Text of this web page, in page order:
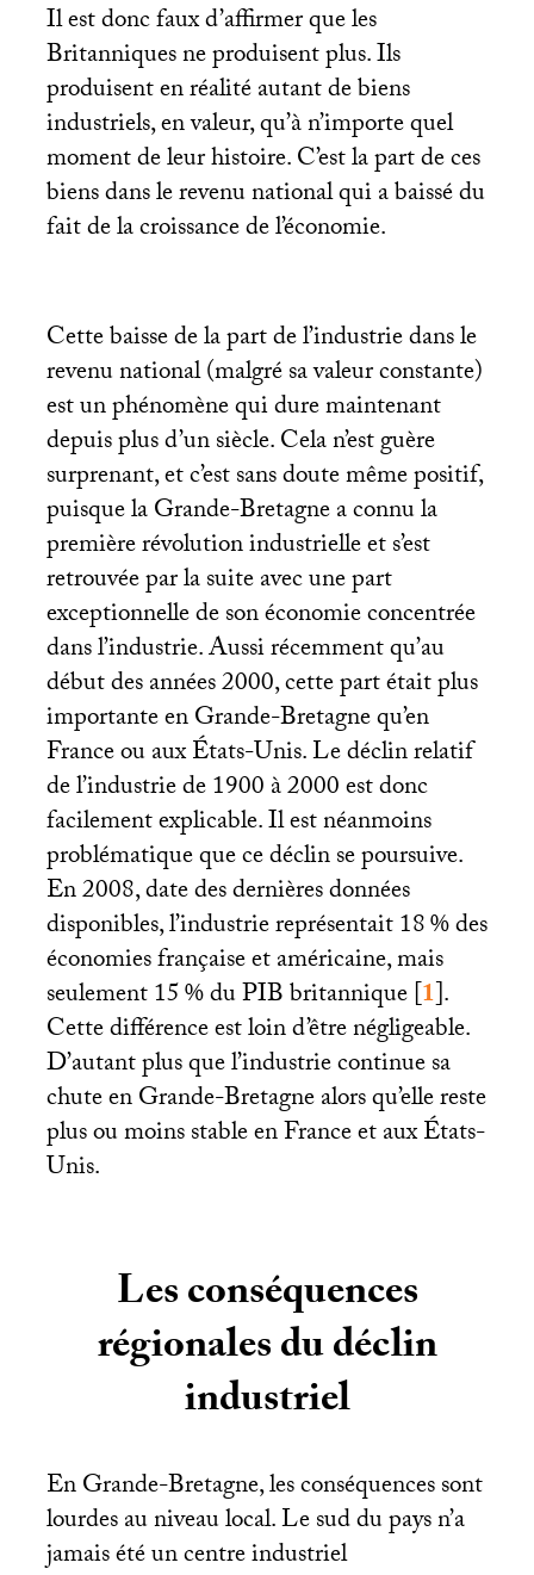
Il est donc faux d’affirmer que les
Britanniques ne produisent plus. Ils
produisent en réalité autant de biens
industriels, en valeur, qu’à n’importe quel
moment de leur histoire. C’est la part de ces
biens dans le revenu national qui a baissé du
fait de la croissance de l’économie.
Cette baisse de la part de l’industrie dans le
revenu national (malgré sa valeur constante)
est un phénomène qui dure maintenant
depuis plus d’un siècle. Cela n’est guère
surprenant, et c’est sans doute même positif,
puisque la Grande-Bretagne a connu la
première révolution industrielle et s’est
retrouvée par la suite avec une part
exceptionnelle de son économie concentrée
dans l’industrie. Aussi récemment qu’au
début des années 2000, cette part était plus
importante en Grande-Bretagne qu’en
France ou aux États-Unis. Le déclin relatif
de l’industrie de 1900 à 2000 est donc
facilement explicable. Il est néanmoins
problématique que ce déclin se poursuive.
En 2008, date des dernières données
disponibles, l’industrie représentait 18% des
économies française et américaine, mais
seulement 15% duPIBbritannique[1].
Cette différence est loin d’être négligeable.
D’autant plus que l’industrie continue sa
chute en Grande-Bretagne alors qu’elle reste
plus ou moins stable en France et aux États-
Unis.
Les conséquences
régionales du déclin
industriel
En Grande-Bretagne, les conséquences sont
lourdes au niveau local. Le sud du pays n’a
jamais été un centre industriel